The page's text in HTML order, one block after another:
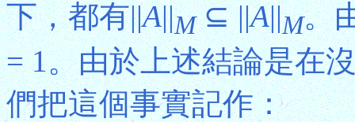
下，都有||A||M⊆ ||A||M。
= 1。由於上述結論是在
們把這個事實記作：